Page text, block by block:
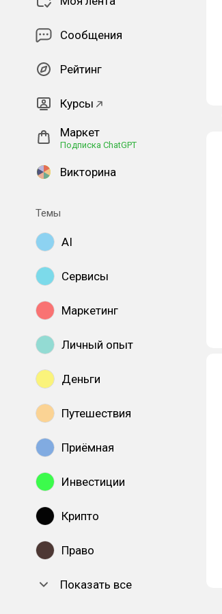
Сообщения
Рейтинг
Курсы
Маркет
Подписка ChatGPT
Викторина
Темы
AI
Сервисы
Маркетинг
Личный опыт
Деньги
Путешествия
Приёмная
Инвестиции
Крипто
Право
Показать все